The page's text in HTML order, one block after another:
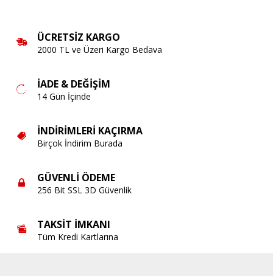
ÜCRETSIZ KARGO
2000 TL ve Üzeri Kargo Bedava
İADE & DEĞIŞIM
14 Gün İçinde
İNDIRIMLERI KAÇIRMA
Birçok İndirim Burada
GÜVENLI ÖDEME
256 Bit SSL 3D Güvenlik
TAKSIT İMKANI
Tüm Kredi Kartlarına